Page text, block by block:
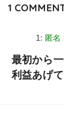
1
匿名
最初から
利益あげ